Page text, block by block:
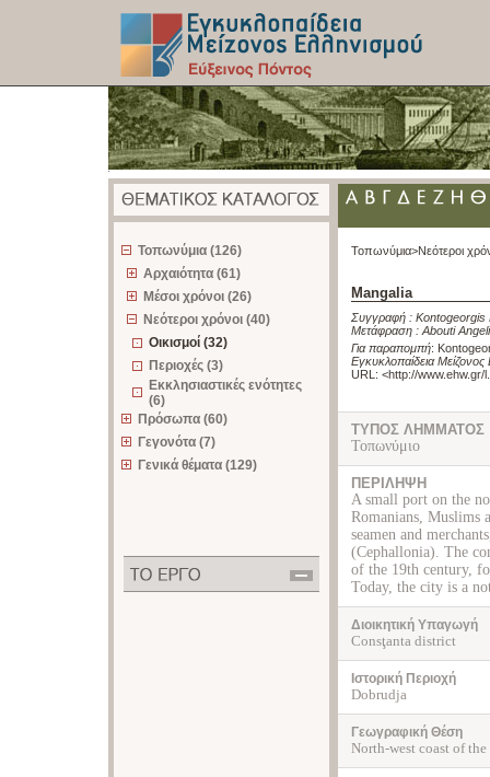
Τοπωνύμια (126)
Αρχαιότητα (61)
Μέσοι χρόνοι (26)
Νεότεροι χρόνοι (40)
Οικισμοί (32)
Περιοχές (3)
Εκκλησιαστικές ενότητες
(6)
Πρόσωπα (60)
Γεγονότα (7)
Γενικά θέματα (129)
Τοπωνύμια>Νεότεροι
Mangalia
Συγγραφή : Kontogeorgis
Μετάφραση : Abouti
Για παραπομπή:
Εγκυκλοπαίδεια
URL: <http://www.ehw.gr/
ΤΥΠΟΣ ΛΗΜΜΑΤΟΣ
Τοπωνύμιο
ΠΕΡΙΛΗΨΗ
A small port on the
Romanians, Muslims
seamen and
(Cephallonia). The
of the 19th century,
Today, the city is a
Διοικητική Υπαγωγή
Consţanta district
Ιστορική Περιοχή
Dobrudja
Γεωγραφική Θέση
North-west coast of the